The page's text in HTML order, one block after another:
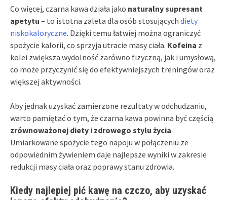
Co więcej, czarna kawa działa jako naturalny supresant
apetytu – to istotna zaleta dla osób stosujących diety
niskokaloryczne. Dzięki temu łatwiej można ograniczyć
spożycie kalorii, co sprzyja utracie masy ciała. Kofeina z
kolei zwiększa wydolność zarówno fizyczną, jak i umysłową,
co może przyczynić się do efektywniejszych treningów oraz
większej aktywności.
Aby jednak uzyskać zamierzone rezultaty w odchudzaniu,
warto pamiętać o tym, że czarna kawa powinna być częścią
zrównoważonej diety i zdrowego stylu życia.
Umiarkowane spożycie tego napoju w połączeniu ze
odpowiednim żywieniem daje najlepsze wyniki w zakresie
redukcji masy ciała oraz poprawy stanu zdrowia.
Kiedy najlepiej pić kawę na czczo, aby uzyskać